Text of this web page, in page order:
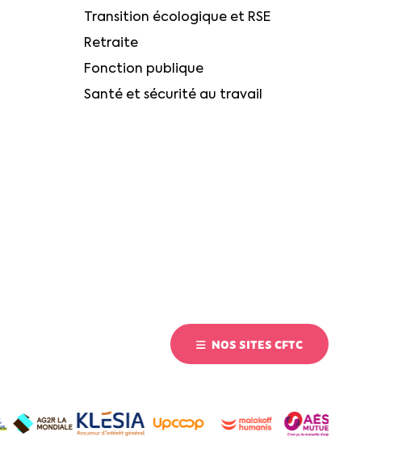
Transition écologique et RSE
Retraite
Fonction publique
Santé et sécurité au travail
NOS SITES CFTC